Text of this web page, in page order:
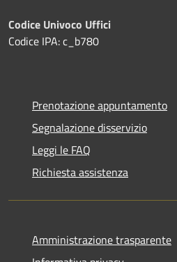
Codice Univoco Uffici
Codice IPA: c_b780
Prenotazione appuntamento
Segnalazione disservizio
Leggi le FAQ
Richiesta assistenza
Amministrazione trasparente